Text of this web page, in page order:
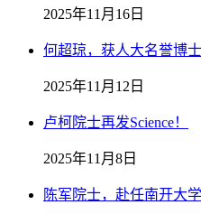
2025年11月16日
何超琼，获人大名誉博士
2025年11月12日
卢柯院士再发Science！
2025年11月8日
陈军院士，赴任南开大学